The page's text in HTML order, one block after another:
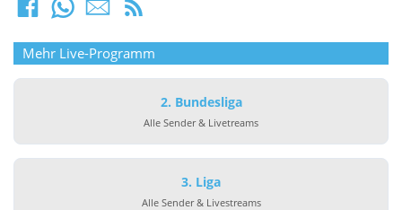
Mehr Live-Programm
2. Bundesliga
Alle Sender & Livetreams
3. Liga
Alle Sender & Livestreams